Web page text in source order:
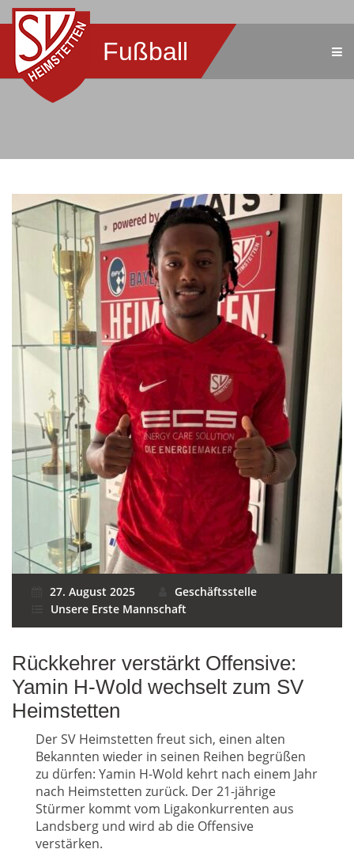
Fußball
27. August 2025
Geschäftsstelle
Unsere Erste Mannschaft
Rückkehrer verstärkt Offensive:
Yamin H-Wold wechselt zum SV
Heimstetten
Der SV Heimstetten freut sich, einen alten
Bekannten wieder in seinen Reihen begrüßen
zu dürfen: Yamin H-Wold kehrt nach einem Jahr
nach Heimstetten zurück. Der 21-jährige
Stürmer kommt vom Ligakonkurrenten aus
Landsberg und wird ab die Offensive
verstärken.